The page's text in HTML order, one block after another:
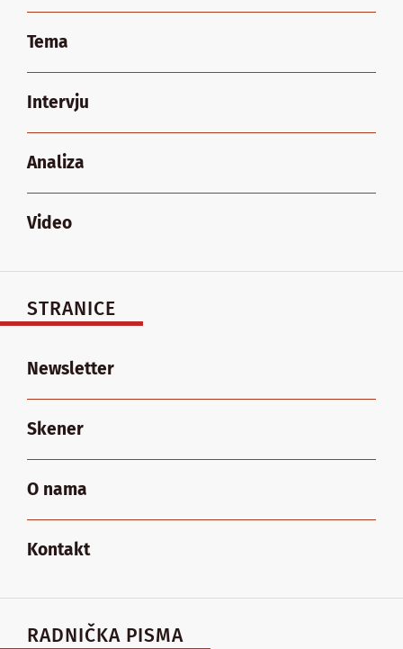
Tema
Intervju
Analiza
Video
STRANICE
Newsletter
Skener
O nama
Kontakt
RADNIČKA PISMA